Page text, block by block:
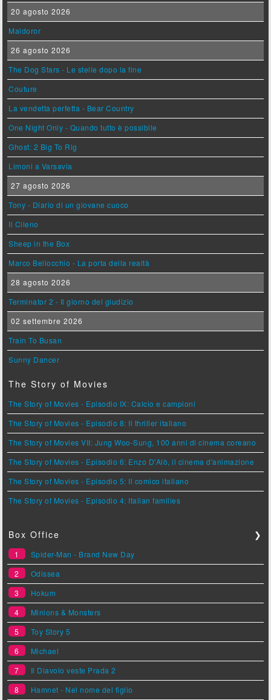
20 agosto 2026
Maldoror
26 agosto 2026
The Dog Stars - Le stelle dopo la fine
Couture
La vendetta perfetta - Bear Country
One Night Only - Quando tutto è possibile
Ghost: 2 Big To Rig
Limoni a Varsavia
27 agosto 2026
Tony - Diario di un giovane cuoco
Il Cileno
Sheep in the Box
Marco Bellocchio - La porta della realtà
28 agosto 2026
Terminator 2 - Il giorno del giudizio
02 settembre 2026
Train To Busan
Sunny Dancer
The Story of Movies
The Story of Movies - Episodio IX: Calcio e campioni
The Story of Movies - Episodio 8: Il thriller italiano
The Story of Movies VII: Jung Woo-Sung, 100 anni di cinema coreano
The Story of Movies - Episodio 6: Enzo D'Alò, il cinema d'animazione
The Story of Movies - Episodio 5: Il comico italiano
The Story of Movies - Episodio 4: Italian families
Box Office ❯
1
Spider-Man - Brand New Day
2
Odissea
3
Hokum
4
Minions & Monsters
5
Toy Story 5
6
Michael
7
Il Diavolo veste Prada 2
8
Hamnet - Nel nome del figlio